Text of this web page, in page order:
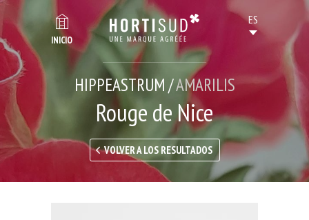
INICIO
HIPPEASTRUM /AMARILIS
Rouge de Nice
VOLVER A LOS RESULTADOS